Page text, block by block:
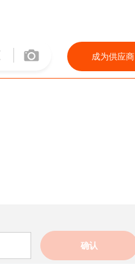
成为供应商
确认